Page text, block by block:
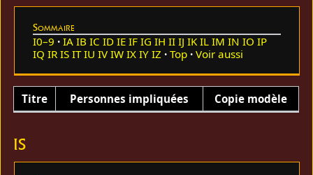
Sommaire
I0–9 IA IB IC ID IE IF IG IH II IJ IK IL IM IN IO IP
IQ IR IS IT IU IV IW IX IY IZ Top Voir aussi
Titre Personnes impliquées Copie modèle
IS